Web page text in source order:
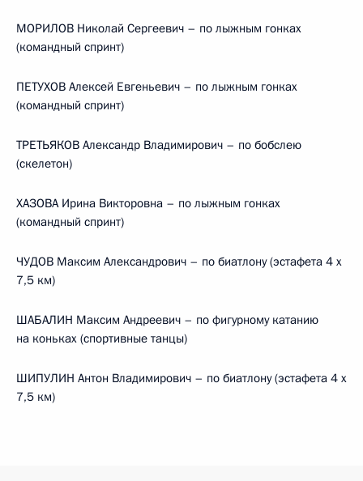
МОРИЛОВ Николай Сергеевич – по лыжным гонках
(командный спринт)
ПЕТУХОВ Алексей Евгеньевич – по лыжным гонках
(командный спринт)
ТРЕТЬЯКОВ Александр Владимирович – по бобслею
(скелетон)
ХАЗОВА Ирина Викторовна – по лыжным гонках
(командный спринт)
ЧУДОВ Максим Александрович – по биатлону (эстафета 4 х
7,5 км)
ШАБАЛИН Максим Андреевич – по фигурному катанию
на коньках (спортивные танцы)
ШИПУЛИН Антон Владимирович – по биатлону (эстафета 4 х
7,5 км)